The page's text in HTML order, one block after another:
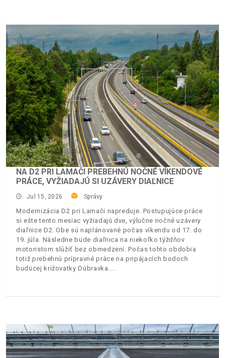
NA D2 PRI LAMAČI PREBEHNÚ NOČNÉ VÍKENDOVÉ
PRÁCE, VYŽIADAJÚ SI UZÁVERY DIAĽNICE
Jul 15, 2026 Správy
Modernizácia D2 pri Lamači napreduje. Postupujúce práce
si ešte tento mesiac vyžiadajú dve, výlučne nočné uzávery
diaľnice D2. Obe sú naplánované počas víkendu od 17. do
19. júla. Následne bude diaľnica na niekoľko týždňov
motoristom slúžiť bez obmedzení. Počas tohto obdobia
totiž prebehnú prípravné práce na pripájacích bodoch
budúcej križovatky Dúbravka.